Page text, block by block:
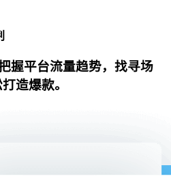
握平台流量趋势，找寻场
造爆款。